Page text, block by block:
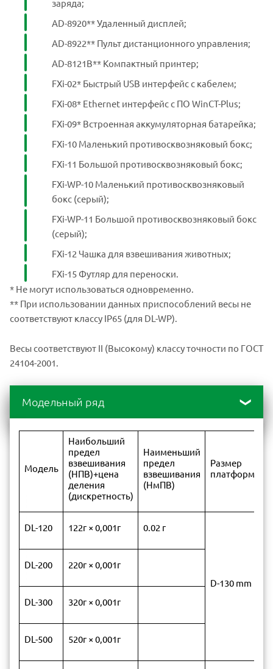
заряда;
AD-8920** Удаленный дисплей;
AD-8922** Пульт дистанционного управления;
AD-8121B** Компактный принтер;
FXi-02* Быстрый USB интерфейс с кабелем;
FXi-08* Ethernet интерфейс с ПО WinCT-Plus;
FXi-09* Встроенная аккумуляторная батарейка;
FXi-10 Маленький противосквозняковый бокс;
FXi-11 Большой противосквозняковый бокс;
FXi-WP-10 Маленький противосквозняковый
бокс (серый);
FXi-WP-11 Большой противосквозняковый бокс
(серый);
FXi-12 Чашка для взвешивания животных;
FXi-15 Футляр для переноски.
* Не могут использоваться одновременно.
** При использовании данных приспособлений весы не
соответствуют классу IP65 (для DL-WP).
Весы соответствуют II (Высокому) классу точности по ГОСТ
24104-2001.
Модельный ряд
Модель
Наибольший
предел
взвешивания
(НПВ)+цена
деления
(дискретность)
Наименьший
предел
взвешивания
(НмПВ)
Размер
платформы
DL-120 122г × 0,001г 0.02 г
D-130 mm
DL-200 220г × 0,001г
DL-300 320г × 0,001г
DL-500 520г × 0,001г